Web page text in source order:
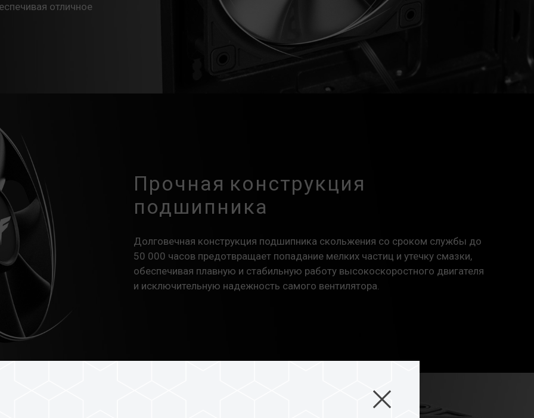
отличное
Прочная конструкция
подшипника
Долговечная конструкция подшипника скольжения со сроком службы до
50 000 часов предотвращает попадание мелких частиц и утечку смазки,
обеспечивая плавную и стабильную работу высокоскоростного двигателя
и исключительную надежность самого вентилятора.